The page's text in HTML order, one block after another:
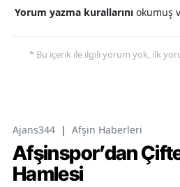
Yorum yazma kurallarını okumuş
* Bu içerik ile ilgili yorum yok, ilk
Ajans344 | Afşin Haberleri
Afşinspor’dan
Hamlesi